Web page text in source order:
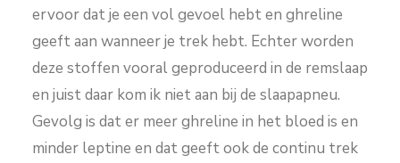
ervoor dat je een vol gevoel hebt en ghreline
geeft aan wanneer je trek hebt. Echter worden
deze stoffen vooral geproduceerd in de remslaap
en juist daar kom ik niet aan bij de slaapapneu.
Gevolg is dat er meer ghreline in het bloed is en
minder leptine en dat geeft ook de continu trek